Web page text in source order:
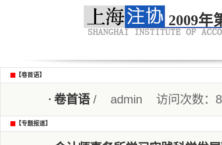
2009年
【卷首语】
卷首语/ admin 访问次数：
【专题报道】